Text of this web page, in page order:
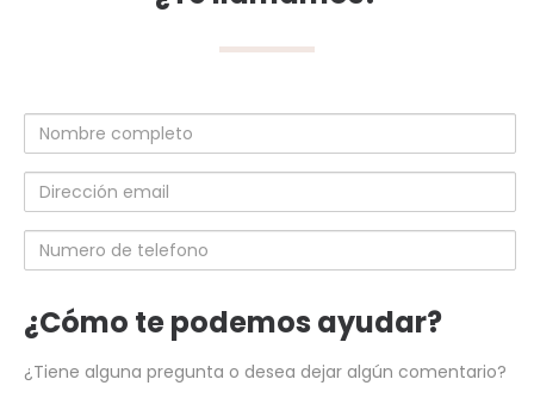
Nombre
completo
Dirección
email
Numero
de
¿Cómo te podemos ayudar?
¿Tiene alguna pregunta o desea dejar algún comentario?